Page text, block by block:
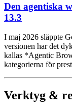
Den agentiska
13.3
I maj 2026 släppte
versionen har det
kallas *Agentic
kategorierna för
Verktyg &